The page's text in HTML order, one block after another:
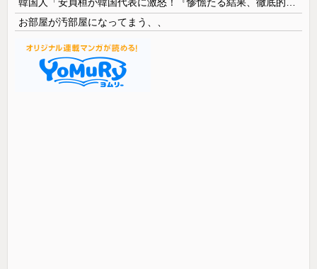
お部屋が汚部屋になってまう、、